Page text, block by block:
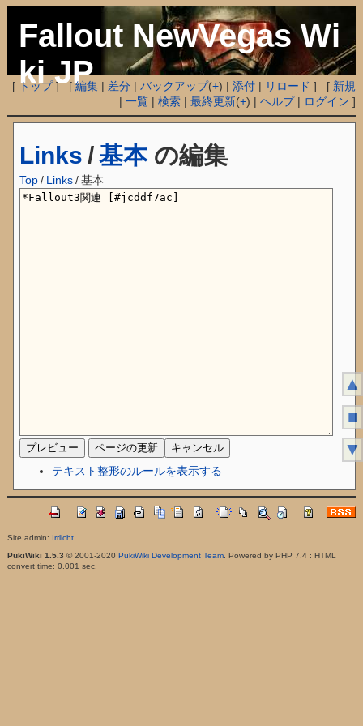
Fallout NewVegas Wi
ki JP
[ トップ] [編集 | 差分 |バックアップ(+) |添付 | リロード ] [ 新規
|一覧 |検索 |最終更新(+) |ヘルプ| ログイン ]
Links /基本の編集
Top / Links/基本
テキスト整形のルールを表示する
Site admin: Irrlicht
PukiWiki 1.5.3 © 2001-2020 PukiWiki Development Team. Powered by PHP 7.4 : HTML
convert time: 0.001 sec.
▲
■
▼